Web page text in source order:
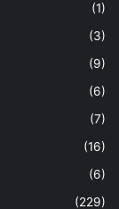
(1)
(3)
(9)
(6)
(7)
(16)
(6)
(229)